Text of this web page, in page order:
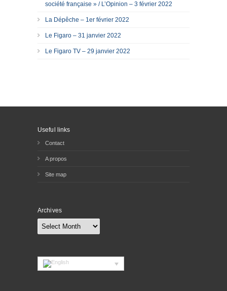
société française » / L’Opinion – 3 février 2022
La Dépêche – 1er février 2022
Le Figaro – 31 janvier 2022
Le Figaro TV – 29 janvier 2022
Useful links
Contact
A propos
Site map
Archives
Archives